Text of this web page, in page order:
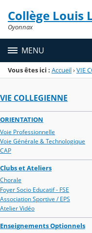
Menu de la rubrique
Contenu
Collège Louis
Oyonnax
MENU
Vous êtes ici : Accueil›VIE
VIE COLLEGIENNE
ORIENTATION
Voie Professionnelle
Voie Générale & Technologique
CAP
Clubs et Ateliers
Chorale
Foyer Socio Educatif - FSE
Association Sportive / EPS
Atelier Vidéo
Enseignements Optionnels